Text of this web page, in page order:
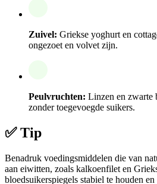
Zuivel: Griekse yoghurt en
ongezoet en volvet zijn.
Peulvruchten: Linzen en zwarte
zonder toegevoegde suikers.
✅ Tip
Benadruk voedingsmiddelen die van
aan eiwitten, zoals kalkoenfilet en
bloedsuikerspiegels stabiel te houden